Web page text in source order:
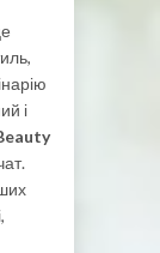
і